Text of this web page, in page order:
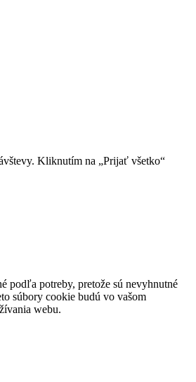
Kliknutím na „Prijať všetko“
podľa potreby, pretože sú nevyhnutné
súbory cookie budú vo vašom
webu.